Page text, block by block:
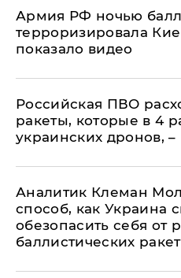
Армия РФ ночью
терроризировала
показало видео
Российская ПВО
ракеты, которые в 4
украинских дронов,
Аналитик Клеман
способ, как Украина
обезопасить себя от
баллистических ракет